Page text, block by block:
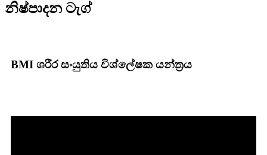
නිෂ්පාදන ටැග්
BMI ශරීර සංයුතිය විශ්ලේෂක යන්ත්‍රය